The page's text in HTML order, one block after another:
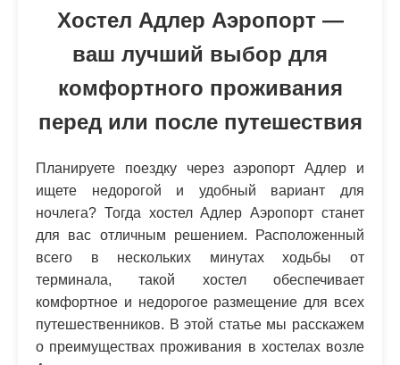
Хостел Адлер Аэропорт —
ваш лучший выбор для
комфортного проживания
перед или после путешествия
Планируете поездку через аэропорт Адлер и
ищете недорогой и удобный вариант для
ночлега? Тогда хостел Адлер Аэропорт станет
для вас отличным решением. Расположенный
всего в нескольких минутах ходьбы от
терминала, такой хостел обеспечивает
комфортное и недорогое размещение для всех
путешественников. В этой статье мы расскажем
о преимуществах проживания в хостелах возле